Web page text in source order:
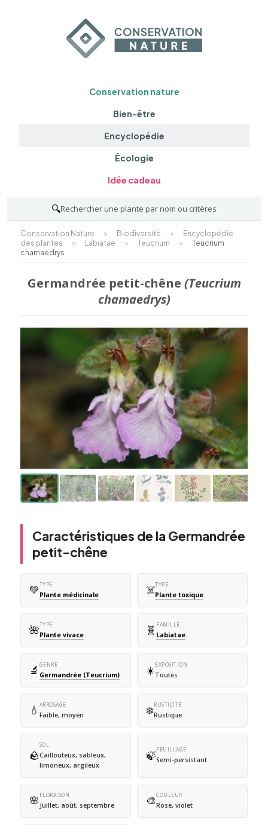
Conservation nature
Bien-être
Encyclopédie
Écologie
Idée cadeau
🔍Rechercher une plante par nom ou critères
Conservation Nature > Biodiversité >
Encyclopédie
des plantes
> Labiatae > Teucrium >
Teucrium
chamaedrys
Germandrée petit-chêne (Teucrium
chamaedrys)
Caractéristiques de la Germandrée
petit-chêne
💚TYPE
Plante médicinale ☠️TYPE
Plante toxique
🌺TYPE
Plante vivace 🧬 FAMILLE
Labiatae
🔬 GENRE
Germandrée (Teucrium) ☀️EXPOSITION
Toutes
💧 ARROSAGE
Faible, moyen ❄️RUSTICITÉ
Rustique
🪨
SOL
Caillouteux, sableux,
limoneux, argileux
🍃FEUILLAGE
Semi-persistant
🌸 FLORAISON
Juillet, août, septembre 🎨COULEUR
Rose, violet